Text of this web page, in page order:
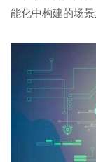
能化中构建的场景